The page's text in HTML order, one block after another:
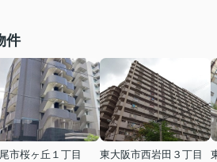
件
市桜ヶ丘１丁目
東大阪市西岩田３丁目